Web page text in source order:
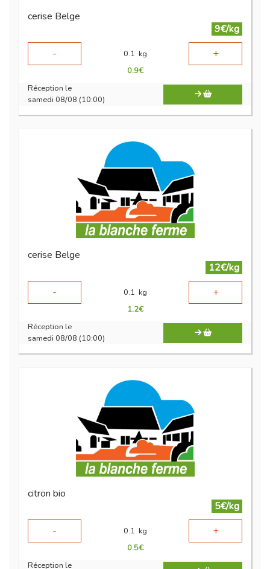
cerise Belge
9€/kg
-
0.1 kg +
0.9€
Réception le
samedi 08/08 (10:00)
cerise Belge
12€/kg
-
0.1 kg +
1.2€
Réception le
samedi 08/08 (10:00)
citron bio
5€/kg
-
0.1 kg +
0.5€
Réception le